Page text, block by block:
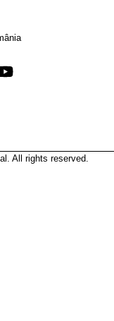
All rights reserved.